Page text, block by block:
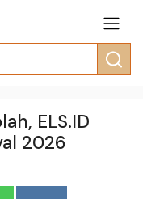
ELS.ID
2026